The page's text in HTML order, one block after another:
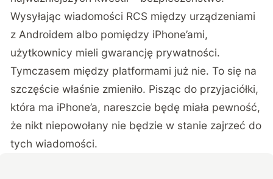
Wysyłając wiadomości RCS między urządzeniami
z Androidem albo pomiędzy iPhone’ami,
użytkownicy mieli gwarancję prywatności.
Tymczasem między platformami już nie. To się na
szczęście właśnie zmieniło. Pisząc do przyjaciółki,
która ma iPhone’a, nareszcie będę miała pewność,
że nikt niepowołany nie będzie w stanie zajrzeć do
tych wiadomości.